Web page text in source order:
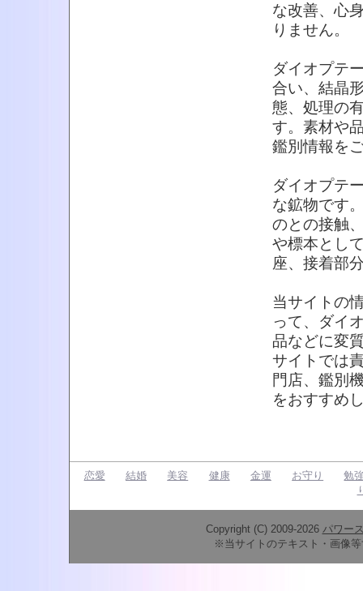
な改善、心
りません。
ダイオプテ
合い、結晶
態、処理の
す。素材や
鑑別情報を
ダイオプテ
な鉱物です
のとの接触
や標本とし
座、接着部
当サイトの
って、ダイ
品などに変
サイトでは
門店、鑑別
をおすすめ
恋愛 結婚 美容 健康 金運 お守り
勉
Copyright (C) 2009-2026 パワー
※当サイトのテキスト・画像